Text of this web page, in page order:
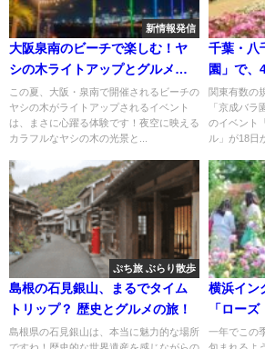
新情報発信
大阪泉南のビーチで楽しむ！ヤ
シの木ライトアップとグルメ夜
市！
この夏、大阪・泉南で開催されるビーチの
ヤシの木がライトアップされるイベント
は、まさに心躍る体験です！夜空に映える
カラフルなヤシの木の光景と...
千葉・八
園」で、
ト開催！
関東有数の
「京成バラ
のイベント
ル」が18日
ぷち旅 ぶらり散歩
島根の石見銀山、まるでタイム
トリップ？ 歴史とグルメの旅！
島根県の石見銀山は、本当に魅力的な場所
ですね！歴史的な世界遺産を感じながらの
横浜イン
「ロー
催！ 4/
一年でこの
包まれるよ